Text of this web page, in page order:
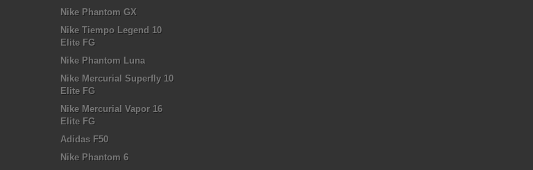
Nike Phantom GX
Nike Tiempo Legend 10
Elite FG
Nike Phantom Luna
Nike Mercurial Superfly 10
Elite FG
Nike Mercurial Vapor 16
Elite FG
Adidas F50
Nike Phantom 6